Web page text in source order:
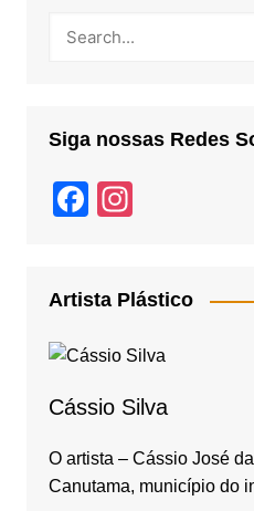
Siga nossas Redes
F
e
b
o
k
gr
a
Artista Plástico
Cássio Silva
O artista – Cássio José
Canutama, município do